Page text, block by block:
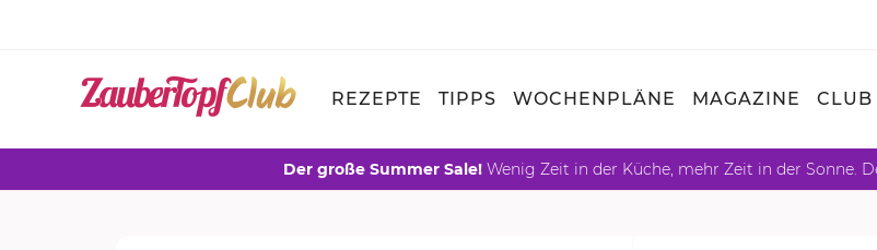
REZEPTE TIPPS WOCHENPLÄNE MAGAZINE CLUB
Der große Summer Sale! Wenig Zeit in der Küche, mehr Zeit in der Sonne.